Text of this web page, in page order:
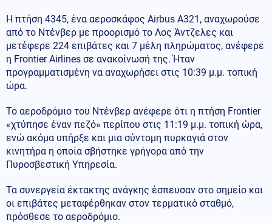
Η πτήση 4345, ένα αεροσκάφος Airbus A321, αναχωρούσε
από το Ντένβερ με προορισμό το Λος Άντζελες και
μετέφερε 224 επιβάτες και 7 μέλη πληρώματος, ανέφερε
η Frontier Airlines σε ανακοίνωσή της. Ήταν
προγραμματισμένη να αναχωρήσει στις 10:39 μ.μ. τοπική
ώρα.
Το αεροδρόμιο του Ντένβερ ανέφερε ότι η πτήση Frontier
«χτύπησε έναν πεζό» περίπου στις 11:19 μ.μ. τοπική ώρα,
ενώ ακόμα υπήρξε και μια σύντομη πυρκαγιά στον
κινητήρα η οποία σβήστηκε γρήγορα από την
Πυροσβεστική Υπηρεσία.
Τα συνεργεία έκτακτης ανάγκης έσπευσαν στο σημείο και
οι επιβάτες μεταφέρθηκαν στον τερματικό σταθμό,
πρόσθεσε το αεροδρόμιο.